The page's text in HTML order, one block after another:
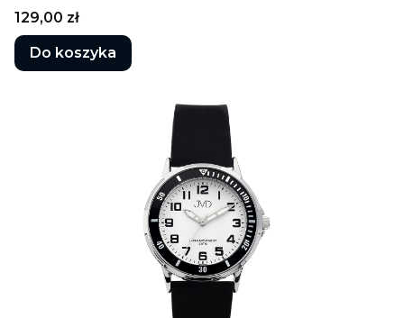
Cena
129,00 zł
Do koszyka